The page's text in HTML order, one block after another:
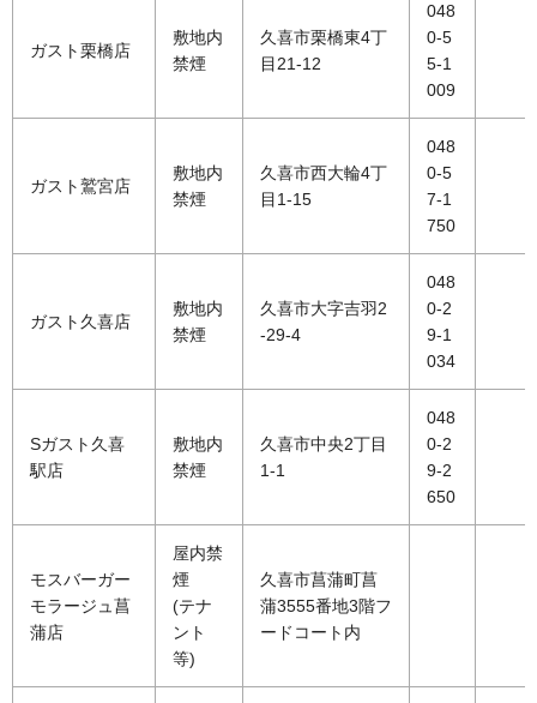
ガスト栗橋店
敷地内
禁煙
久喜市栗橋東4丁
目21-12
048
0-5
5-1
009
ガスト鷲宮店
敷地内
禁煙
久喜市西大輪4丁
目1-15
048
0-5
7-1
750
ガスト久喜店
敷地内
禁煙
久喜市大字吉羽2
-29-4
048
0-2
9-1
034
Sガスト久喜
駅店
敷地内
禁煙
久喜市中央2丁目
1-1
048
0-2
9-2
650
モスバーガー
モラージュ菖
蒲店
屋内禁
煙
(テナ
ント
等)
久喜市菖蒲町菖
蒲3555番地3階フ
ードコート内